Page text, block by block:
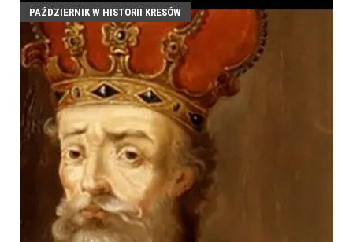
PAŹDZIERNIK W HISTORII KRESÓW